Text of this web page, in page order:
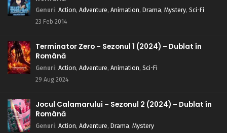
Genuri: Action, Adventure, Animation, Drama, Mystery, Sci-Fi
23 Feb 2014
Terminator Zero – Sezonul 1 (2024) – Dublat în
Română
Genuri: Action, Adventure, Animation, Sci-Fi
29 Aug 2024
Jocul Calamarului – Sezonul 2 (2024) – Dublat în
Română
Genuri: Action, Adventure, Drama, Mystery